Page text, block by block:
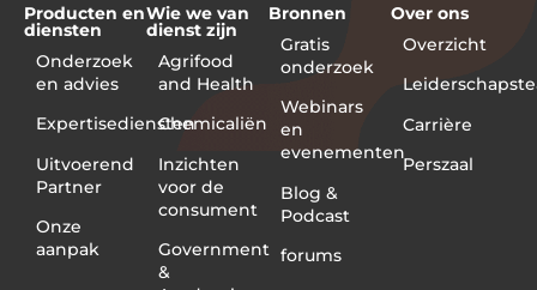
Producten en
diensten
Onderzoek
en advies
Expertisediensten
Uitvoerend
Partner
Onze
aanpak
Wie we van
dienst zijn
Agrifood
and Health
Chemicaliën
Inzichten
voor de
consument
Government
&
Bronnen
Gratis
onderzoek
Webinars
en
evenementen
Blog &
Podcast
forums
Over ons
Overzicht
Carrière
Perszaal